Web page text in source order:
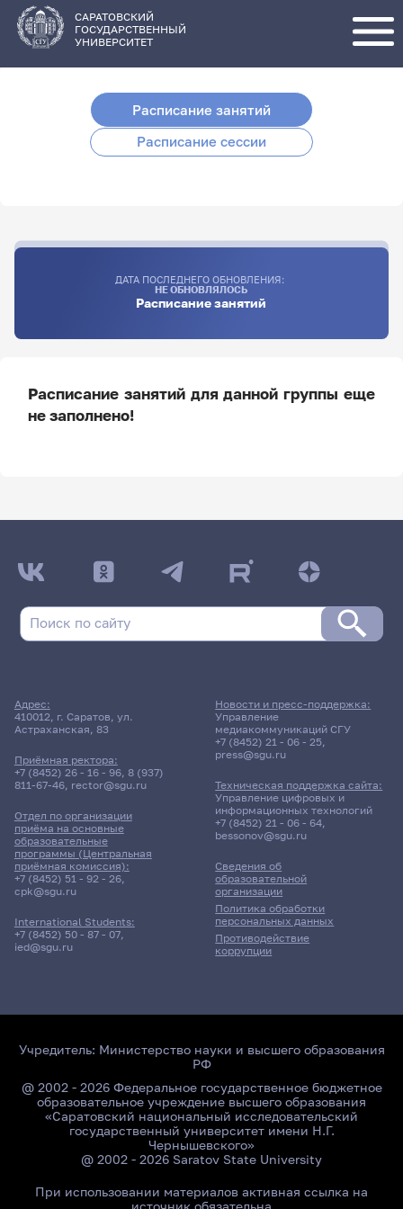
основному
содержанию
САРАТОВСКИЙ
ГОСУДАРСТВЕННЫЙ
УНИВЕРСИТЕТ
Расписание занятий
Расписание сессии
ДАТА ПОСЛЕДНЕГО ОБНОВЛЕНИЯ:
НЕ ОБНОВЛЯЛОСЬ
Расписание занятий
Расписание занятий для данной группы еще
не заполнено!
ДАТА ПОСЛЕДНЕГО ОБНОВЛЕНИЯ:
НЕ ОБНОВЛЯЛОСЬ
25 мая 2026 г. 16:50
Методика развития детского
изобразительного
творчества дошкольников
32гр., БППФ
Д/о
Главный корпус БИ, 403а
Адрес:
410012, г. Саратов, ул.
Астраханская, 83
Приёмная ректора:
+7 (8452) 26 - 16 - 96, 8 (937)
811-67-46, rector@sgu.ru
Отдел по организации
приёма на основные
образовательные
программы (Центральная
приёмная комиссия):
+7 (8452) 51 - 92 - 26,
cpk@sgu.ru
International Students:
+7 (8452) 50 - 87 - 07,
ied@sgu.ru
Сведения об
образовательной
организации
Политика обработки
персональных данных
Противодействие
коррупции
Новости и пресс-поддержка:
Управление
медиакоммуникаций СГУ
+7 (8452) 21 - 06 - 25,
press@sgu.ru
Техническая поддержка сайта:
Управление цифровых и
информационных технологий
+7 (8452) 21 - 06 - 64,
bessonov@sgu.ru
Учредитель: Министерство науки и высшего образования
РФ
@ 2002 - 2026 Федеральное государственное бюджетное
образовательное учреждение высшего образования
«Саратовский национальный исследовательский
государственный университет имени Н.Г.
Чернышевского»
@ 2002 - 2026 Saratov State University
При использовании материалов активная ссылка на
источник обязательна